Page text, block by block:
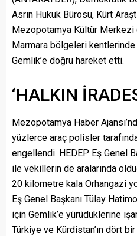
Asrın Hukuk Bürosu, Kürt
Mezopotamya Kültür Merkezi
Marmara bölgeleri
Gemlik’e doğru hareket etti.
‘HALKIN
Mezopotamya Haber
yüzlerce araç polisler
engellendi. HEDEP Eş Genel
ile vekillerin de aralarında
20 kilometre kala Orhangazi
Eş Genel Başkanı Tülay
için Gemlik’e yürüdüklerine
Türkiye ve Kürdistan’ın dört